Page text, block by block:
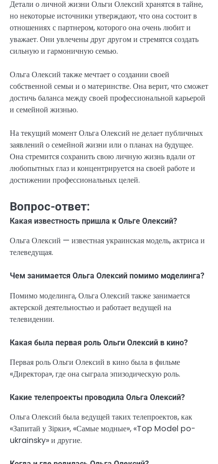
Детали о личной жизни Ольги Олексий хранятся в тайне,
но некоторые источники утверждают, что она состоит в
отношениях с партнером, которого она очень любит и
уважает. Они увлечены друг другом и стремятся создать
сильную и гармоничную семью.
Ольга Олексий также мечтает о создании своей
собственной семьи и о материнстве. Она верит, что сможет
достичь баланса между своей профессиональной карьерой
и семейной жизнью.
На текущий момент Ольга Олексий не делает публичных
заявлений о семейной жизни или о планах на будущее.
Она стремится сохранить свою личную жизнь вдали от
любопытных глаз и концентрируется на своей работе и
достижении профессиональных целей.
Вопрос-ответ:
Какая известность пришла к Ольге Олексий?
Ольга Олексий — известная украинская модель, актриса и
телеведущая.
Чем занимается Ольга Олексий помимо моделинга?
Помимо моделинга, Ольга Олексий также занимается
актерской деятельностью и работает ведущей на
телевидении.
Какая была первая роль Ольги Олексий в кино?
Первая роль Ольги Олексий в кино была в фильме
«Директора», где она сыграла эпизодическую роль.
Какие телепроекты проводила Ольга Олексий?
Ольга Олексий была ведущей таких телепроектов, как
«Запитай у Зірки», «Самые модные», «Top Model po-
ukrainsky» и другие.